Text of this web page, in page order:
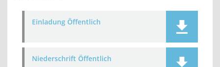
Einladung Öffentlich
Niederschrift Öffentlich